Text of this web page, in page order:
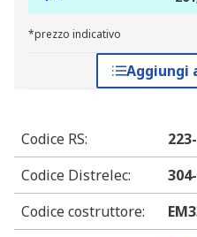
*prezzo indicativo
Aggiungi
Codice RS:
Codice Distrelec:
Codice costruttore: